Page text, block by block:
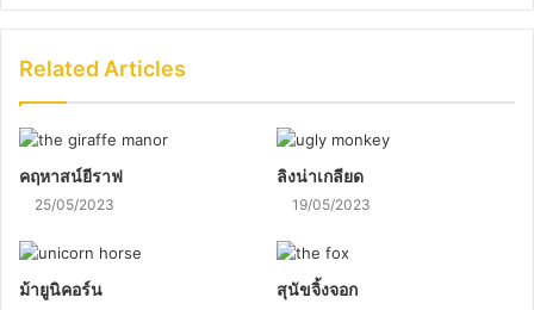
Related Articles
คฤหาสน์ยีราฟ
25/05/2023
ลิงน่าเกลียด
19/05/2023
ม้ายูนิคอร์น สุนัขจิ้งจอก